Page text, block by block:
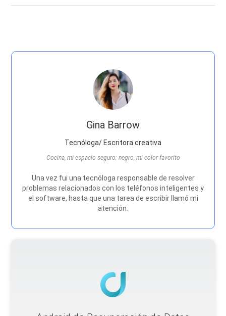
Gina Barrow
Tecnóloga/ Escritora creativa
Cocina, mi espacio seguro; negro, mi color favorito
Una vez fui una tecnóloga responsable de resolver
problemas relacionados con los teléfonos inteligentes y
el software, hasta que una tarea de escribir llamó mi
atención.